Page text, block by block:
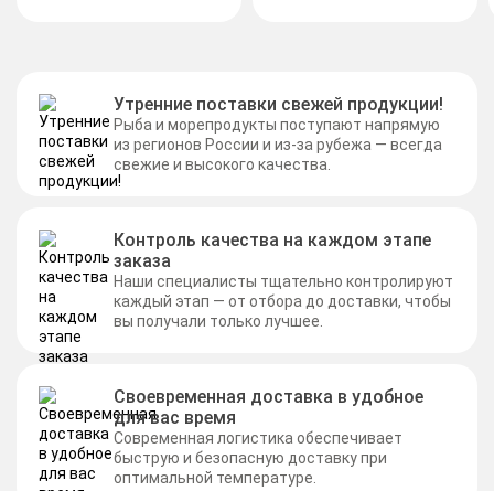
Утренние поставки свежей продукции!
Рыба и морепродукты поступают напрямую
из регионов России и из-за рубежа — всегда
свежие и высокого качества.
Контроль качества на каждом этапе
заказа
Наши специалисты тщательно контролируют
каждый этап — от отбора до доставки, чтобы
вы получали только лучшее.
Своевременная доставка в удобное
для вас время
Современная логистика обеспечивает
быструю и безопасную доставку при
оптимальной температуре.